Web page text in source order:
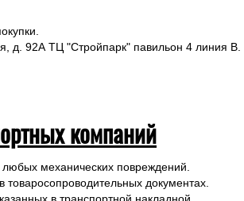
д. 92А ТЦ "Стройпарк" павильон 4 линия В.
компаний
механических повреждений.
товаросопроводительных документах.